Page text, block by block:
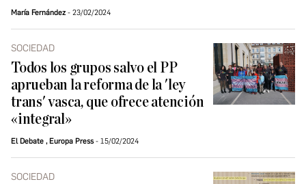
María Fernández 23/02/2024
SOCIEDAD
Todos los grupos salvo el PP
aprueban la reforma de la 'ley
trans' vasca, que ofrece atención
«integral»
El Debate , Europa Press 15/02/2024
SOCIEDAD